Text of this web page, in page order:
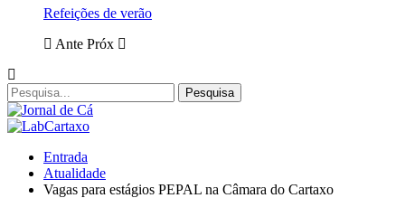
Refeições de verão
Ante Próx
Entrada
Atualidade
Vagas para estágios PEPAL na Câmara do Cartaxo